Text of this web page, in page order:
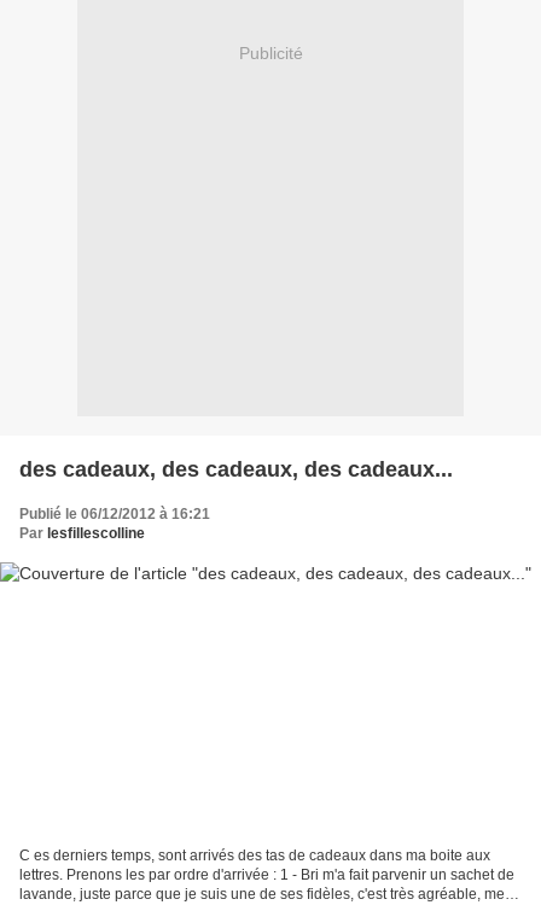
Publicité
des cadeaux, des cadeaux, des cadeaux...
Publié le 06/12/2012 à 16:21
Par lesfillescolline
C es derniers temps, sont arrivés des tas de cadeaux dans ma boite aux
lettres. Prenons les par ordre d'arrivée : 1 - Bri m'a fait parvenir un sachet de
lavande, juste parce que je suis une de ses fidèles, c'est très agréable, merci